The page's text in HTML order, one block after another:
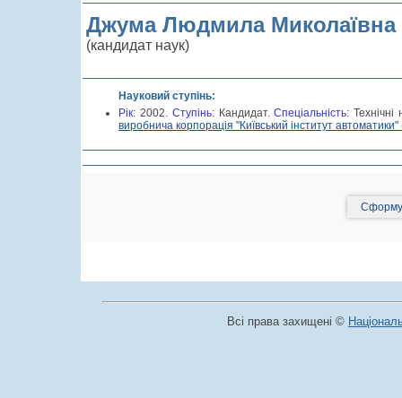
Джума Людмила Миколаївна
(кандидат наук)
Науковий ступінь:
Рік: 2002.Cтупінь: Кандидат.Спеціальність:
виробнича корпорація "Київський інститут автоматики"
Всі права захищені ©